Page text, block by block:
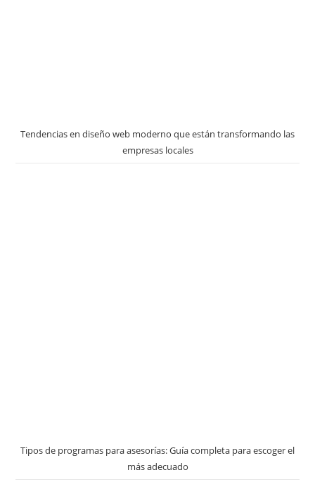
Tendencias en diseño web moderno que están transformando las
empresas locales
Tipos de programas para asesorías: Guía completa para escoger el
más adecuado